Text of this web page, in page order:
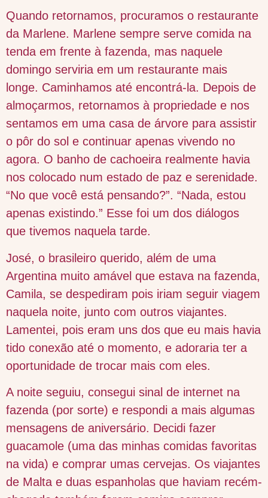
Quando retornamos, procuramos o restaurante
da Marlene. Marlene sempre serve comida na
tenda em frente à fazenda, mas naquele
domingo serviria em um restaurante mais
longe. Caminhamos até encontrá-la. Depois de
almoçarmos, retornamos à propriedade e nos
sentamos em uma casa de árvore para assistir
o pôr do sol e continuar apenas vivendo no
agora. O banho de cachoeira realmente havia
nos colocado num estado de paz e serenidade.
“No que você está pensando?”. “Nada, estou
apenas existindo.” Esse foi um dos diálogos
que tivemos naquela tarde.
José, o brasileiro querido, além de uma
Argentina muito amável que estava na fazenda,
Camila, se despediram pois iriam seguir viagem
naquela noite, junto com outros viajantes.
Lamentei, pois eram uns dos que eu mais havia
tido conexão até o momento, e adoraria ter a
oportunidade de trocar mais com eles.
A noite seguiu, consegui sinal de internet na
fazenda (por sorte) e respondi a mais algumas
mensagens de aniversário. Decidi fazer
guacamole (uma das minhas comidas favoritas
na vida) e comprar umas cervejas. Os viajantes
de Malta e duas espanholas que haviam recém-